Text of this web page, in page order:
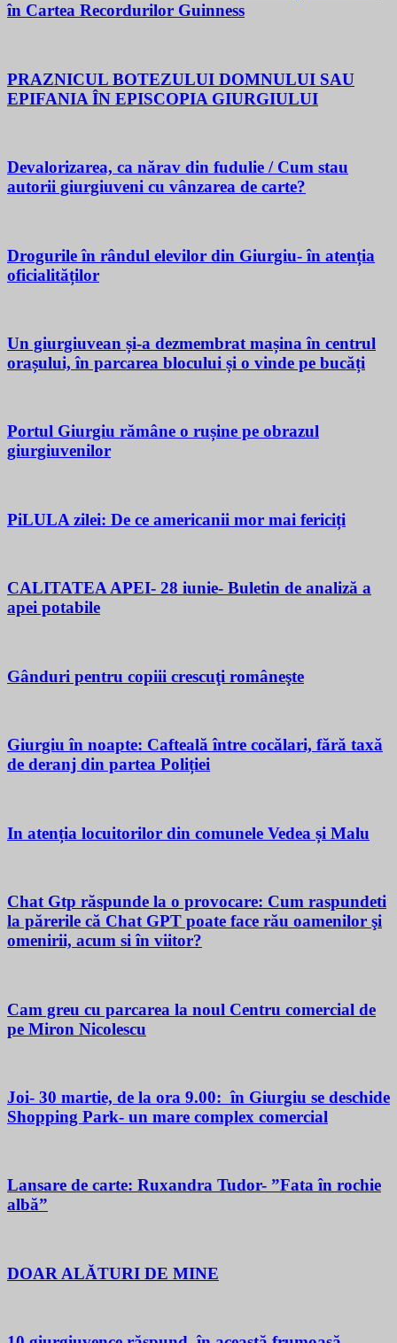
în Cartea Recordurilor Guinness
PRAZNICUL BOTEZULUI DOMNULUI SAU
EPIFANIA ÎN EPISCOPIA GIURGIULUI
Devalorizarea, ca nărav din fudulie / Cum stau
autorii giurgiuveni cu vânzarea de carte?
Drogurile în rândul elevilor din Giurgiu- în atenția
oficialităților
Un giurgiuvean și-a dezmembrat mașina în centrul
orașului, în parcarea blocului și o vinde pe bucăți
Portul Giurgiu rămâne o rușine pe obrazul
giurgiuvenilor
PiLULA zilei: De ce americanii mor mai fericiți
CALITATEA APEI- 28 iunie- Buletin de analiză a
apei potabile
Gânduri pentru copiii crescuţi româneşte
Giurgiu în noapte: Cafteală între cocălari, fără taxă
de deranj din partea Poliției
In atenția locuitorilor din comunele Vedea și Malu
Chat Gtp răspunde la o provocare: Cum raspundeti
la părerile că Chat GPT poate face rău oamenilor şi
omenirii, acum si în viitor?
Cam greu cu parcarea la noul Centru comercial de
pe Miron Nicolescu
Joi- 30 martie, de la ora 9.00: în Giurgiu se deschide
Shopping Park- un mare complex comercial
Lansare de carte: Ruxandra Tudor- ”Fata în rochie
albă”
DOAR ALĂTURI DE MINE